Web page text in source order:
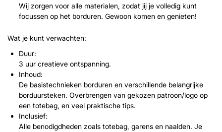
Wij zorgen voor alle materialen, zodat jij je volledig kunt
focussen op het borduren. Gewoon komen en genieten!
Wat je kunt verwachten:
Duur:
3 uur creatieve ontspanning.
Inhoud:
De basistechnieken borduren en verschillende belangrijke
borduursteken. Overbrengen van gekozen patroon/logo op
een totebag, en veel praktische tips.
Inclusief:
Alle benodigdheden zoals totebag, garens en naalden. Je